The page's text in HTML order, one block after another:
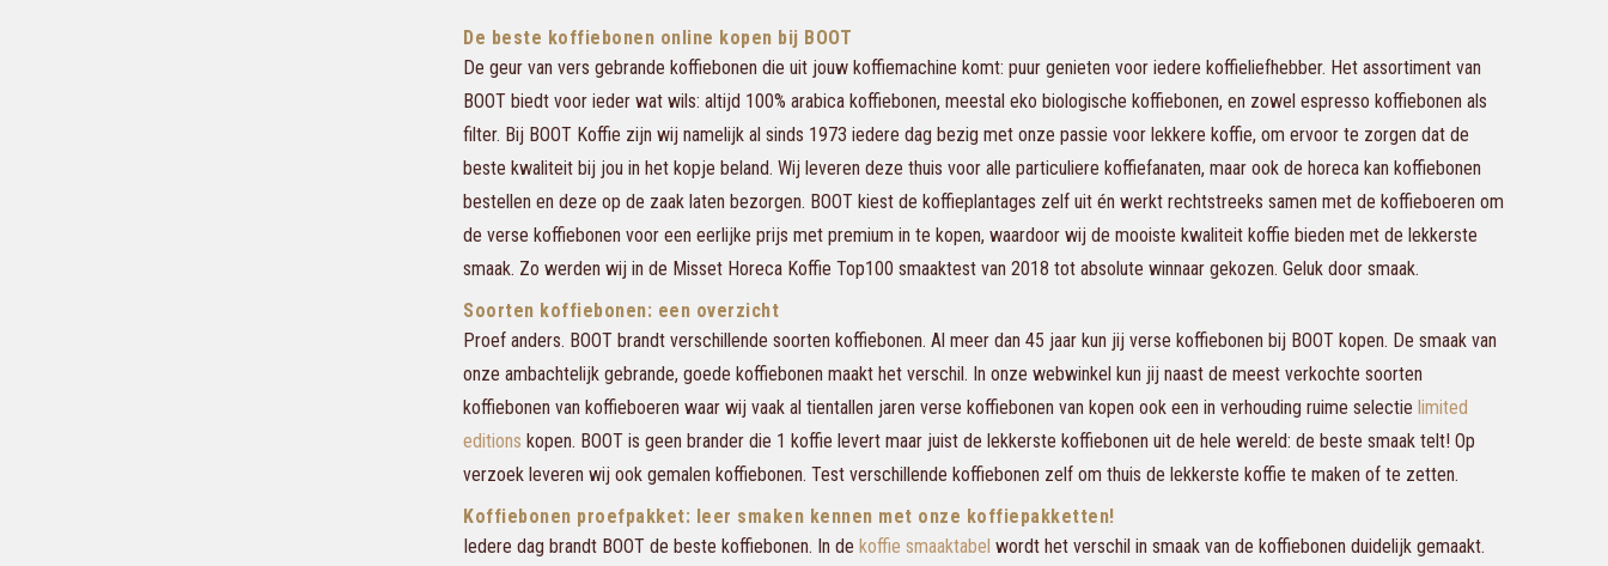
De beste koffiebonen online kopen bij BOOT
De geur van vers gebrande koffiebonen die uit jouw koffiemachine komt: puur genieten voor iedere koffieliefhebber. Het assortiment van
BOOT biedt voor ieder wat wils: altijd 100% arabica koffiebonen, meestal eko biologische koffiebonen, en zowel espresso koffiebonen als
filter. Bij BOOT Koffie zijn wij namelijk al sinds 1973 iedere dag bezig met onze passie voor lekkere koffie, om ervoor te zorgen dat de
beste kwaliteit bij jou in het kopje beland. Wij leveren deze thuis voor alle particuliere koffiefanaten, maar ook de horeca kan koffiebonen
bestellen en deze op de zaak laten bezorgen. BOOT kiest de koffieplantages zelf uit én werkt rechtstreeks samen met de koffieboeren om
de verse koffiebonen voor een eerlijke prijs met premium in te kopen, waardoor wij de mooiste kwaliteit koffie bieden met de lekkerste
smaak. Zo werden wij in de Misset Horeca Koffie Top100 smaaktest van 2018 tot absolute winnaar gekozen. Geluk door smaak.
Soorten koffiebonen: een overzicht
Proef anders. BOOT brandt verschillende soorten koffiebonen. Al meer dan 45 jaar kun jij verse koffiebonen bij BOOT kopen. De smaak van
onze ambachtelijk gebrande, goede koffiebonen maakt het verschil. In onze webwinkel kun jij naast de meest verkochte soorten
koffiebonen van koffieboeren waar wij vaak al tientallen jaren verse koffiebonen van kopen ook een in verhouding ruime selectie limited
editions kopen. BOOT is geen brander die 1 koffie levert maar juist de lekkerste koffiebonen uit de hele wereld: de beste smaak telt! Op
verzoek leveren wij ook gemalen koffiebonen. Test verschillende koffiebonen zelf om thuis de lekkerste koffie te maken of te zetten.
Koffiebonen proefpakket: leer smaken kennen met onze koffiepakketten!
Iedere dag brandt BOOT de beste koffiebonen. In de koffie smaaktabel wordt het verschil in smaak van de koffiebonen duidelijk gemaakt.